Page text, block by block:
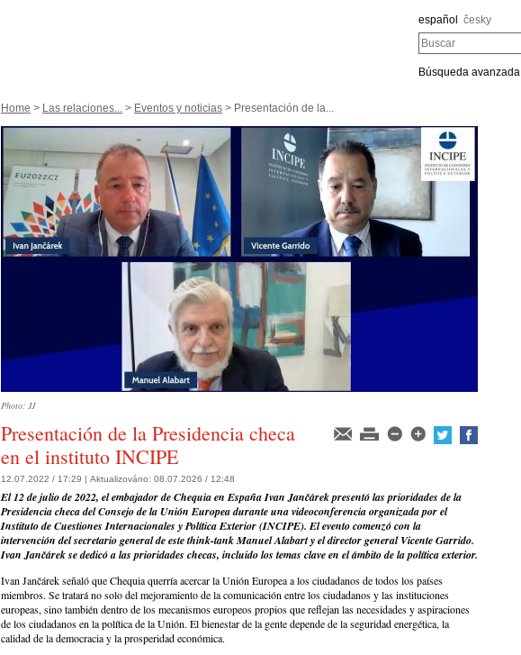
español česky
Buscar
Búsqueda avanzada
Home > Las relaciones... > Eventos y noticias > Presentación de la...
Photo: JJ
Presentación de la Presidencia checa
en el instituto INCIPE
12.07.2022 / 17:29 | Aktualizováno: 08.07.2026 / 12:48
El 12 de julio de 2022, el embajador de Chequia en España Ivan Jančárek presentó las prioridades de la
Presidencia checa del Consejo de la Unión Europea durante una videoconferencia organizada por el
Instituto de Cuestiones Internacionales y Política Exterior (INCIPE). El evento comenzó con la
intervención del secretario general de este think-tank Manuel Alabart y el director general Vicente Garrido.
Ivan Jančárek se dedicó a las prioridades checas, incluido los temas clave en el ámbito de la política exterior.
Ivan Jančárek señaló que Chequia querría acercar la Unión Europea a los ciudadanos de todos los países
miembros. Se tratará no solo del mejoramiento de la comunicación entre los ciudadanos y las instituciones
europeas, sino también dentro de los mecanismos europeos propios que reflejan las necesidades y aspiraciones
de los ciudadanos en la política de la Unión. El bienestar de la gente depende de la seguridad energética, la
calidad de la democracia y la prosperidad económica.